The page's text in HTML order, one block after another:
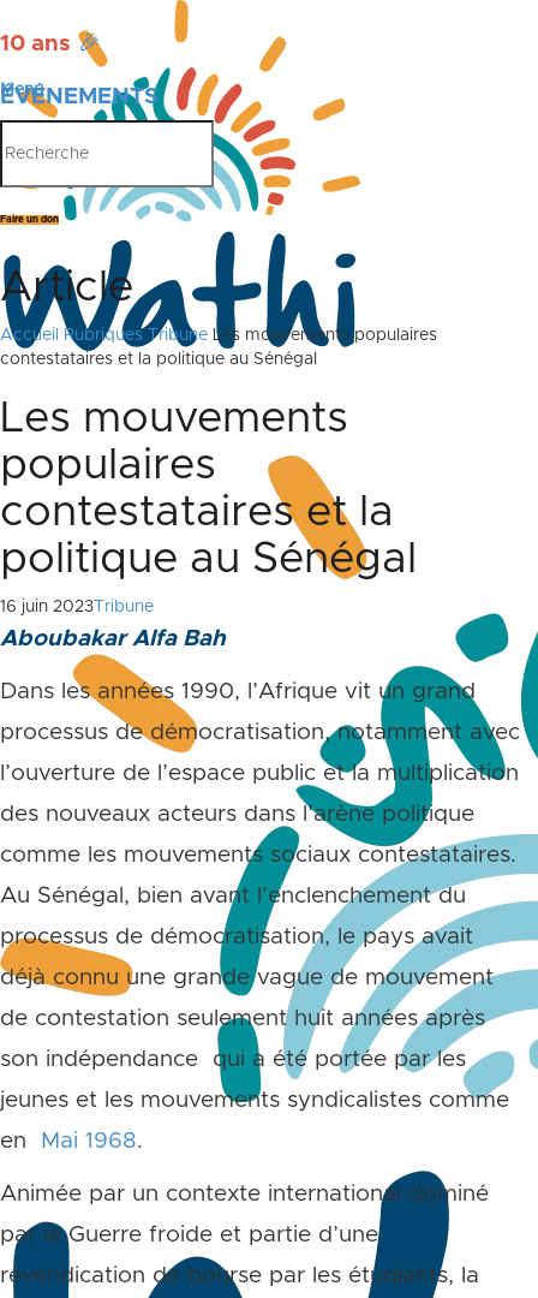
10 ans 🎉
ÉVÉNEMENTS
PUBLICATIONS
Menu
Faire un don
Article
Accueil Rubriques Tribune Les mouvements populaires
contestataires et la politique au Sénégal
Les mouvements
populaires
contestataires et la
politique au Sénégal
16 juin 2023 Tribune
Aboubakar Alfa Bah
Dans les années 1990, l’Afrique vit un grand
processus de démocratisation, notamment avec
l’ouverture de l’espace public et la multiplication
des nouveaux acteurs dans l’arène politique
comme les mouvements sociaux contestataires.
Au Sénégal, bien avant l’enclenchement du
processus de démocratisation, le pays avait
déjà connu une grande vague de mouvement
de contestation seulement huit années après
son indépendance qui a été portée par les
jeunes et les mouvements syndicalistes comme
en
Mai 1968.
Animée par un contexte international dominé
par la Guerre froide et partie d’une
revendication de bourse par les étudiants, la